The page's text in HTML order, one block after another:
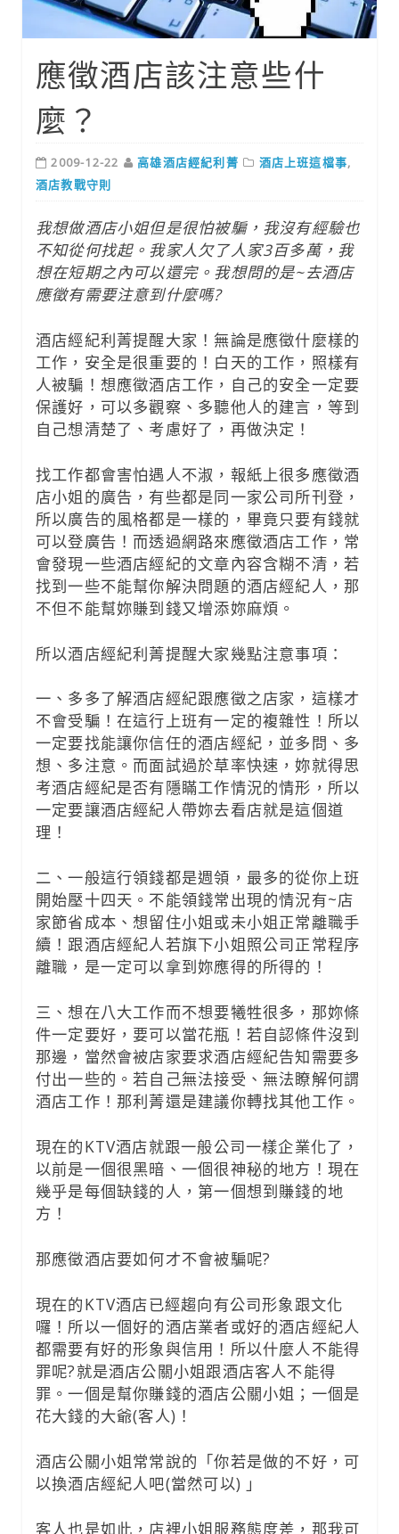
應徵酒店該注意些什
麼？
2009-12-22 高雄酒店經紀利菁 酒店上班這檔事,
酒店教戰守則
我想做酒店小姐但是很怕被騙，我沒有經驗也
不知從何找起。我家人欠了人家3百多萬，我
想在短期之內可以還完。我想問的是~去酒店
應徵有需要注意到什麼嗎?
酒店經紀利菁提醒大家！無論是應徵什麼樣的
工作，安全是很重要的！白天的工作，照樣有
人被騙！想應徵酒店工作，自己的安全一定要
保護好，可以多觀察、多聽他人的建言，等到
自己想清楚了、考慮好了，再做決定！
找工作都會害怕遇人不淑，報紙上很多應徵酒
店小姐的廣告，有些都是同一家公司所刊登，
所以廣告的風格都是一樣的，畢竟只要有錢就
可以登廣告！而透過網路來應徵酒店工作，常
會發現一些酒店經紀的文章內容含糊不清，若
找到一些不能幫你解決問題的酒店經紀人，那
不但不能幫妳賺到錢又增添妳麻煩。
所以酒店經紀利菁提醒大家幾點注意事項：
一、多多了解酒店經紀跟應徵之店家，這樣才
不會受騙！在這行上班有一定的複雜性！所以
一定要找能讓你信任的酒店經紀，並多問、多
想、多注意。而面試過於草率快速，妳就得思
考酒店經紀是否有隱瞞工作情況的情形，所以
一定要讓酒店經紀人帶妳去看店就是這個道
理！
二、一般這行領錢都是週領，最多的從你上班
開始壓十四天。不能領錢常出現的情況有~店
家節省成本、想留住小姐或未小姐正常離職手
續！跟酒店經紀人若旗下小姐照公司正常程序
離職，是一定可以拿到妳應得的所得的！
三、想在八大工作而不想要犧牲很多，那妳條
件一定要好，要可以當花瓶！若自認條件沒到
那邊，當然會被店家要求酒店經紀告知需要多
付出一些的。若自己無法接受、無法瞭解何謂
酒店工作！那利菁還是建議你轉找其他工作。
現在的KTV酒店就跟一般公司一樣企業化了，
以前是一個很黑暗、一個很神秘的地方！現在
幾乎是每個缺錢的人，第一個想到賺錢的地
方！
那應徵酒店要如何才不會被騙呢?
現在的KTV酒店已經趨向有公司形象跟文化
囉！所以一個好的酒店業者或好的酒店經紀人
都需要有好的形象與信用！所以什麼人不能得
罪呢?就是酒店公關小姐跟酒店客人不能得
罪。一個是幫你賺錢的酒店公關小姐；一個是
花大錢的大爺(客人)！
酒店公關小姐常常說的「你若是做的不好，可
以換酒店經紀人吧(當然可以) 」
客人也是如此，店裡小姐服務態度差，那我可